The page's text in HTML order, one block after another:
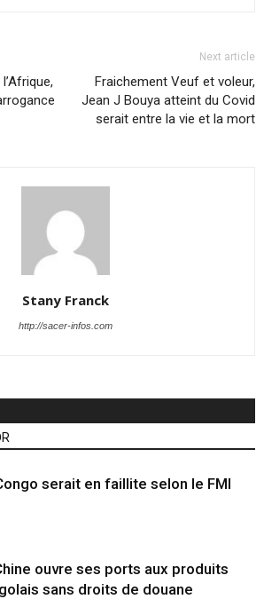
Next article
Fraichement Veuf et voleur,
Jean J Bouya atteint du Covid
serait entre la vie et la mort
Stany Franck
http://sacer-infos.com
serait en faillite selon le FMI
ouvre ses ports aux produits
sans droits de douane